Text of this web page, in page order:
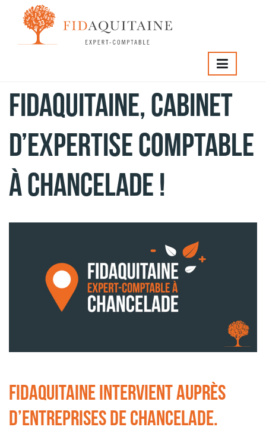
Fidaquitaine, cabinet
d’expertise comptable
à Chancelade !
Fidaquitaine intervient auprès
d’entreprises de Chancelade.